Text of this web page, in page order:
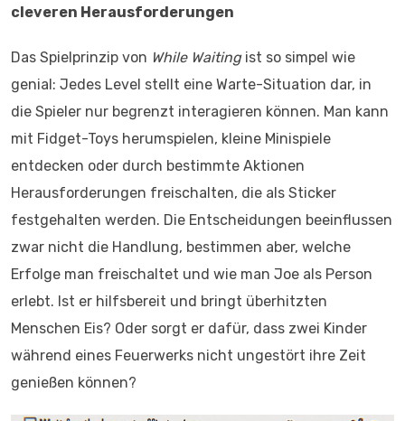
cleveren Herausforderungen
Das Spielprinzip von While Waitingist so simpel wie
genial: Jedes Level stellt eine Warte-Situation dar, in
die Spieler nur begrenzt interagieren können. Man kann
mit Fidget-Toys herumspielen, kleine Minispiele
entdecken oder durch bestimmte Aktionen
Herausforderungen freischalten, die als Sticker
festgehalten werden. Die Entscheidungen beeinflussen
zwar nicht die Handlung, bestimmen aber, welche
Erfolge man freischaltet und wie man Joe als Person
erlebt. Ist er hilfsbereit und bringt überhitzten
Menschen Eis? Oder sorgt er dafür, dass zwei Kinder
während eines Feuerwerks nicht ungestört ihre Zeit
genießen können?